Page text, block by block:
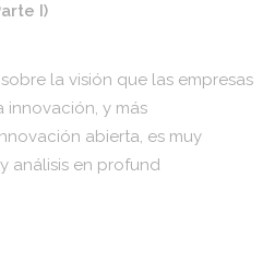
I)
la visión que las empresas
innovación, y más
abierta, es muy
análisis en profund